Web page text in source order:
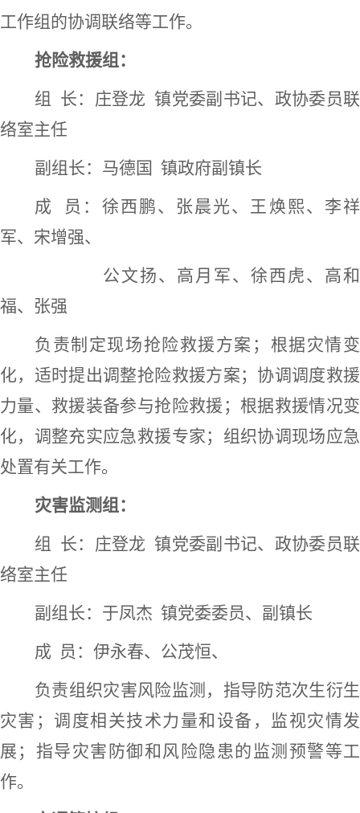
工作组的协调联络等工作。
抢险救援组：
组
长：庄登龙 镇党委副书记、政协委员联
络室主任
副组长：马德国 镇政府副镇长
成
员：徐西鹏、张晨光、王焕熙、李祥
军、宋增强、
公文扬、高月军、徐西虎、高和
福、张强
负责制定现场抢险救援方案；根据灾情变
化，适时提出调整抢险救援方案；协调调度救援
力量、救援装备参与抢险救援；根据救援情况变
化，调整充实应急救援专家；组织协调现场应急
处置有关工作。
灾害监测组：
组
长： 庄登龙 镇党委副书记、政协委员联
络室主任
副组长： 于凤杰 镇党委委员、副镇长
成 员： 伊永春、公茂恒、
负责组织灾害风险监测，指导防范次生衍生
灾害；调度相关技术力量和设备，监视灾情发
展；指导灾害防御和风险隐患的监测预警等工
作。